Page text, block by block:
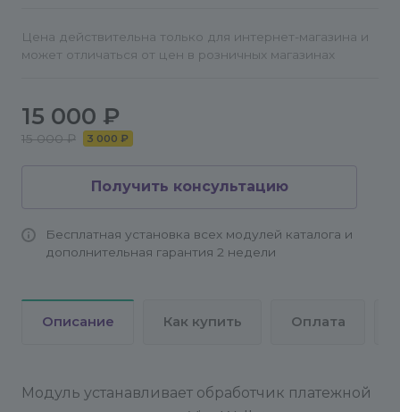
Цена действительна только для интернет-магазина и
может отличаться от цен в розничных магазинах
15 000 ₽
15 000 ₽ 3 000 ₽
Получить консультацию
Бесплатная установка всех модулей каталога и
дополнительная гарантия 2 недели
Описание Как купить Оплата
Модуль устанавливает обработчик платежной